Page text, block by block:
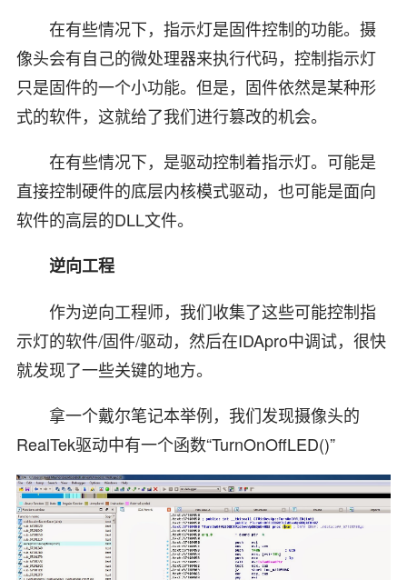
在有些情况下，指示灯是固件控制的功能。摄
像头会有自己的微处理器来执行代码，控制指示灯
只是固件的一个小功能。但是，固件依然是某种形
式的软件，这就给了我们进行篡改的机会。
在有些情况下，是驱动控制着指示灯。可能是
直接控制硬件的底层内核模式驱动，也可能是面向
软件的高层的DLL文件。
逆向工程
作为逆向工程师，我们收集了这些可能控制指
示灯的软件/固件/驱动，然后在IDApro中调试，很快
就发现了一些关键的地方。
拿一个戴尔笔记本举例，我们发现摄像头的
RealTek驱动中有一个函数“TurnOnOffLED()”